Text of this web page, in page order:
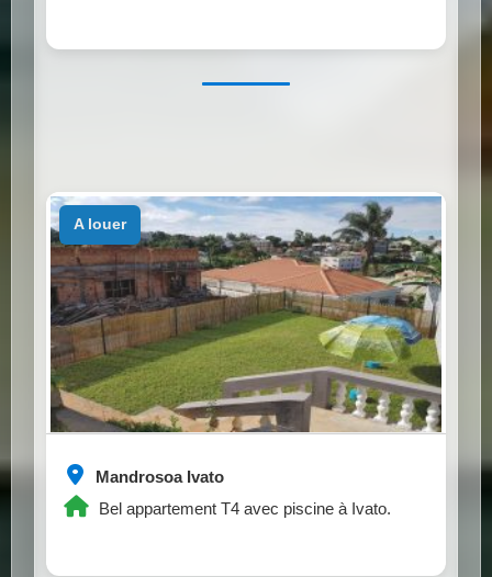
Mandrosoa Ivato
Bel appartement T4 avec piscine à Ivato.
a louer